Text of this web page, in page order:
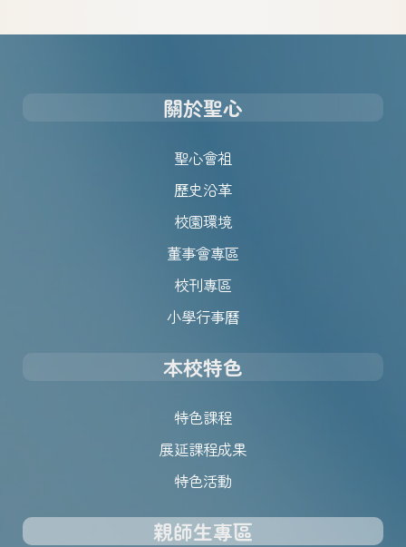
關於聖心
聖心會祖
歷史沿革
校園環境
董事會專區
校刊專區
小學行事曆
本校特色
特色課程
展延課程成果
特色活動
親師生專區